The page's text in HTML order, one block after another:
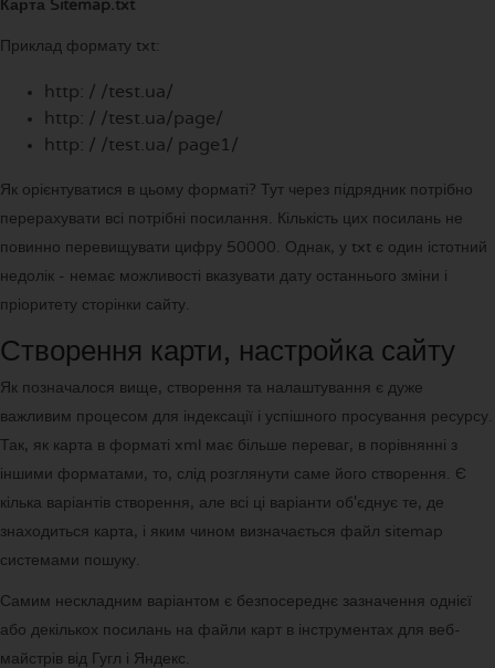
Карта Sitemap.txt
Приклад формату txt:
http: / /test.ua/
http: / /test.ua/page/
http: / /test.ua/ page1/
Як орієнтуватися в цьому форматі? Тут через підрядник потрібно
перерахувати всі потрібні посилання. Кількість цих посилань не
повинно перевищувати цифру 50000. Однак, у txt є один істотний
недолік - немає можливості вказувати дату останнього зміни і
пріоритету сторінки сайту.
Створення карти, настройка сайту
Як позначалося вище, створення та налаштування є дуже
важливим процесом для індексації і успішного просування ресурсу.
Так, як карта в форматі xml має більше переваг, в порівнянні з
іншими форматами, то, слід розглянути саме його створення. Є
кілька варіантів створення, але всі ці варіанти об'єднує те, де
знаходиться карта, і яким чином визначається файл sitemap
системами пошуку.
Самим нескладним варіантом є безпосереднє зазначення однієї
або декількох посилань на файли карт в інструментах для веб-
майстрів від Гугл і Яндекс.